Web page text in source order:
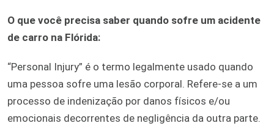
O que você precisa saber quando sofre um acidente
de carro na Flórida:
“Personal Injury” é o termo legalmente usado quando
uma pessoa sofre uma lesão corporal. Refere-se a um
processo de indenização por danos físicos e/ou
emocionais decorrentes de negligência da outra parte.